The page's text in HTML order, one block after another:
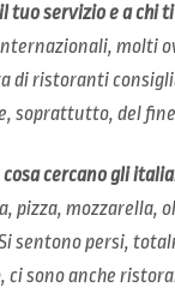
tuo servizio e a chi
molti
di ristoranti
soprattutto, del
cercano gli
pizza, mozzarella,
sentono persi,
ci sono anche